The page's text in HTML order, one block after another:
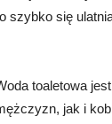
szybko się
toaletowa
jak i